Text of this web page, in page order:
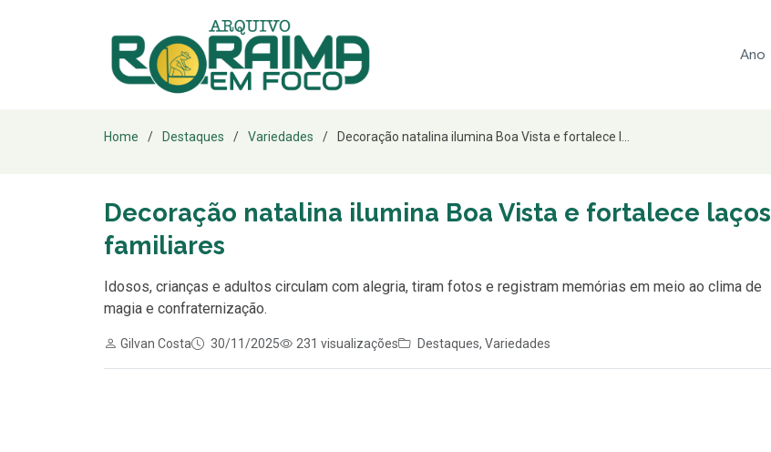
Ano
Home Destaques Variedades Decoração natalina ilumina Boa Vista e fortalece l...
Decoração natalina ilumina Boa Vista e fortalece laços
familiares
Idosos, crianças e adultos circulam com alegria, tiram fotos e registram memórias em meio ao clima de
magia e confraternização.
Gilvan Costa 30/11/2025 231 visualizações Destaques, Variedades